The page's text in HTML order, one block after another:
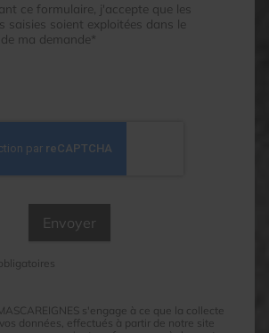
ce formulaire, j'accepte que les
saisies soient exploitées dans le
ma demande*
s'engage à ce que la collecte
données, effectués à partir de notre site